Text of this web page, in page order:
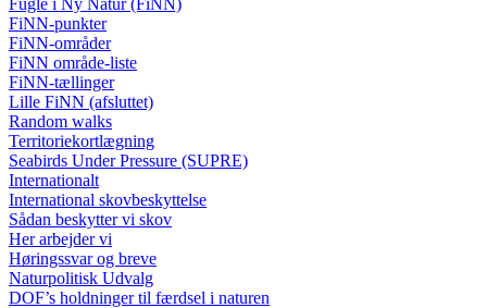
Fugle i Ny Natur (FiNN)
FiNN-punkter
FiNN-områder
FiNN område-liste
FiNN-tællinger
Lille FiNN (afsluttet)
Random walks
Territoriekortlægning
Seabirds Under Pressure (SUPRE)
Internationalt
International skovbeskyttelse
Sådan beskytter vi skov
Her arbejder vi
Høringssvar og breve
Naturpolitisk Udvalg
DOF’s holdninger til færdsel i naturen